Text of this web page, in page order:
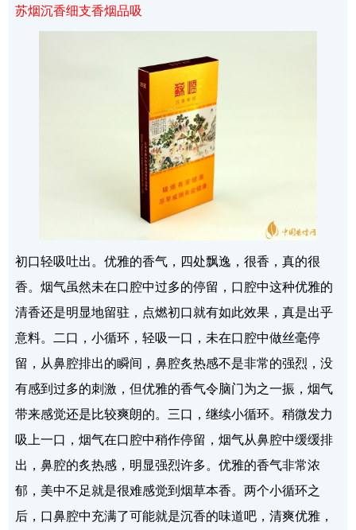
苏烟沉香细支香烟品吸
初口轻吸吐出。优雅的香气，四处飘逸，很香，真的很
香。烟气虽然未在口腔中过多的停留，口腔中这种优雅的
清香还是明显地留驻，点燃初口就有如此效果，真是出乎
意料。二口，小循环，轻吸一口，未在口腔中做丝毫停
留，从鼻腔排出的瞬间，鼻腔炙热感不是非常的强烈，没
有感到过多的刺激，但优雅的香气令脑门为之一振，烟气
带来感觉还是比较爽朗的。三口，继续小循环。稍微发力
吸上一口，烟气在口腔中稍作停留，烟气从鼻腔中缓缓排
出，鼻腔的炙热感，明显强烈许多。优雅的香气非常浓
郁，美中不足就是很难感觉到烟草本香。两个小循环之
后，口鼻腔中充满了可能就是沉香的味道吧，清爽优雅，